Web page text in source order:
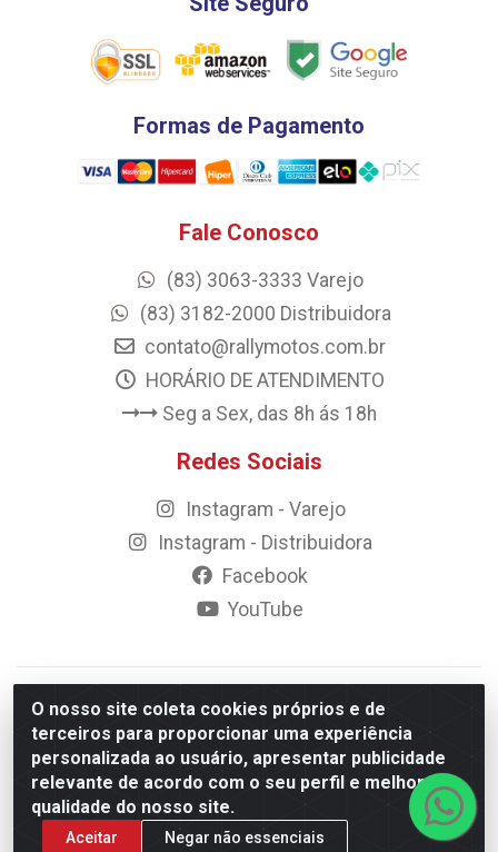
O nosso site coleta cookies próprios e de
terceiros para proporcionar uma experiência
personalizada ao usuário, apresentar publicidade
relevante de acordo com o seu perfil e melhorar a
qualidade do nosso site.
Aceitar Negar não essenciais
Formas de Pagamento
Fale Conosco
(83) 3063-3333 Varejo
(83) 3182-2000 Distribuidora
contato@rallymotos.com.br
HORÁRIO DE ATENDIMENTO
Seg a Sex, das 8h ás 18h
Redes Sociais
Instagram - Varejo
Instagram - Distribuidora
Facebook
YouTube
© 2023 Rally Motos - todos os direitos reservados.
Razão Social: Rally motos distribuidora, importadora e
transportadora de peças LTDA - CNPJ 09.262.859/0001-43 -
Rua Vigário Calixto 2900 - Catolé, Campina Grande/PB